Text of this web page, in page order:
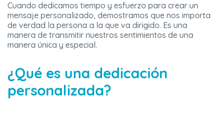
Cuando dedicamos tiempo y esfuerzo para crear un
mensaje personalizado, demostramos que nos importa
de verdad la persona a la que va dirigido. Es una
manera de transmitir nuestros sentimientos de una
manera única y especial.
¿Qué es una dedicación
personalizada?